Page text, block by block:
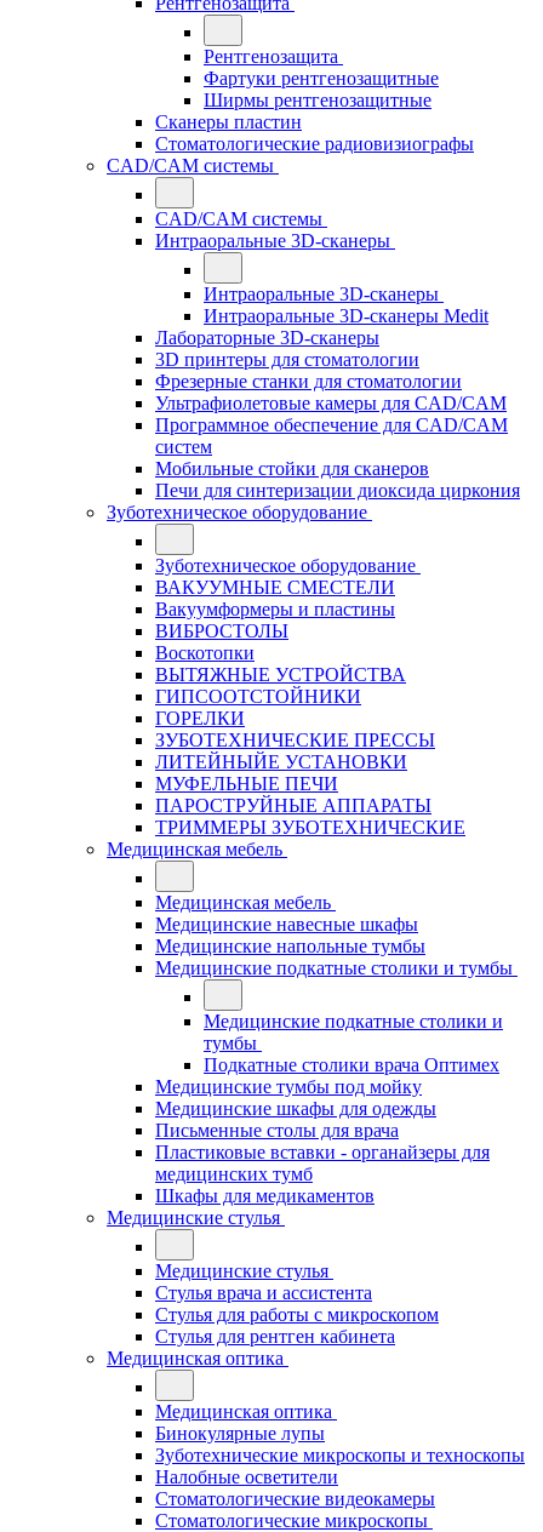
Рентгенозащита
Фартуки рентгенозащитные
Ширмы рентгенозащитные
Сканеры пластин
Стоматологические радиовизиографы
CAD/CAM системы
CAD/CAM системы
Интраоральные 3D-сканеры
Интраоральные 3D-сканеры
Интраоральные 3D-сканеры Medit
Лабораторные 3D-сканеры
3D принтеры для стоматологии
Фрезерные станки для стоматологии
Ультрафиолетовые камеры для CAD/CAM
Программное обеспечение для CAD/CAM
систем
Мобильные стойки для сканеров
Печи для синтеризации диоксида циркония
Зуботехническое оборудование
Зуботехническое оборудование
ВАКУУМНЫЕ СМЕСТЕЛИ
Вакуумформеры и пластины
ВИБРОСТОЛЫ
Воскотопки
ВЫТЯЖНЫЕ УСТРОЙСТВА
ГИПСООТСТОЙНИКИ
ГОРЕЛКИ
ЗУБОТЕХНИЧЕСКИЕ ПРЕССЫ
ЛИТЕЙНЫЙЕ УСТАНОВКИ
МУФЕЛЬНЫЕ ПЕЧИ
ПАРОСТРУЙНЫЕ АППАРАТЫ
ТРИММЕРЫ ЗУБОТЕХНИЧЕСКИЕ
Медицинская мебель
Медицинская мебель
Медицинские навесные шкафы
Медицинские напольные тумбы
Медицинские подкатные столики и тумбы
Медицинские подкатные столики и
тумбы
Подкатные столики врача Оптимех
Медицинские тумбы под мойку
Медицинские шкафы для одежды
Письменные столы для врача
Пластиковые вставки - органайзеры для
медицинских тумб
Шкафы для медикаментов
Медицинские стулья
Медицинские стулья
Стулья врача и ассистента
Стулья для работы с микроскопом
Стулья для рентген кабинета
Медицинская оптика
Медицинская оптика
Бинокулярные лупы
Зуботехнические микроскопы и техноскопы
Налобные осветители
Стоматологические видеокамеры
Стоматологические микроскопы